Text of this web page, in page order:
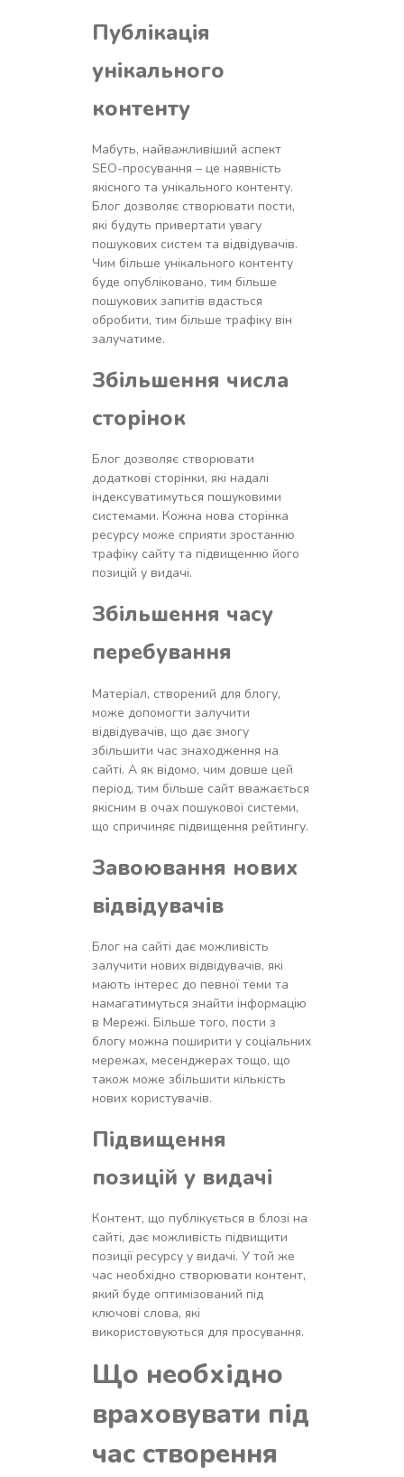
Публікація
унікального
контенту
Мабуть, найважливіший аспект
SEO-просування – це наявність
якісного та унікального контенту.
Блог дозволяє створювати пости,
які будуть привертати увагу
пошукових систем та відвідувачів.
Чим більше унікального контенту
буде опубліковано, тим більше
пошукових запитів вдасться
обробити, тим більше трафіку він
залучатиме.
Збільшення числа
сторінок
Блог дозволяє створювати
додаткові сторінки, які надалі
індексуватимуться пошуковими
системами. Кожна нова сторінка
ресурсу може сприяти зростанню
трафіку сайту та підвищенню його
позицій у видачі.
Збільшення часу
перебування
Матеріал, створений для блогу,
може допомогти залучити
відвідувачів, що дає змогу
збільшити час знаходження на
сайті. А як відомо, чим довше цей
період, тим більше сайт вважається
якісним в очах пошукової системи,
що спричиняє підвищення рейтингу.
Завоювання нових
відвідувачів
Блог на сайті дає можливість
залучити нових відвідувачів, які
мають інтерес до певної теми та
намагатимуться знайти інформацію
в Мережі. Більше того, пости з
блогу можна поширити у соціальних
мережах, месенджерах тощо, що
також може збільшити кількість
нових користувачів.
Підвищення
позицій у видачі
Контент, що публікується в блозі на
сайті, дає можливість підвищити
позиції ресурсу у видачі. У той же
час необхідно створювати контент,
який буде оптимізований під
ключові слова, які
використовуються для просування.
Що необхідно
враховувати під
час створення